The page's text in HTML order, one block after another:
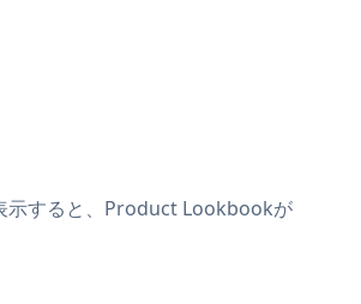
示すると、Product Lookbookが